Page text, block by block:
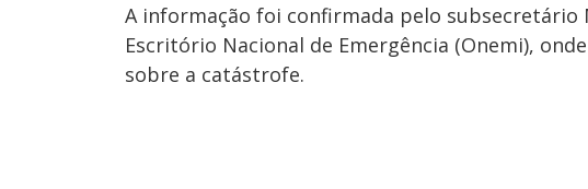
A informação foi confirmada pelo subsecretário
Escritório Nacional de Emergência (Onemi),
sobre a catástrofe.